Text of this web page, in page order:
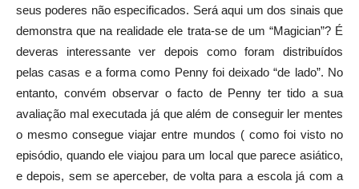
seus poderes não especificados. Será aqui um dos sinais que
demonstra que na realidade ele trata-se de um “Magician”? É
deveras interessante ver depois como foram distribuídos
pelas casas e a forma como Penny foi deixado “de lado”. No
entanto, convém observar o facto de Penny ter tido a sua
avaliação mal executada já que além de conseguir ler mentes
o mesmo consegue viajar entre mundos ( como foi visto no
episódio, quando ele viajou para um local que parece asiático,
e depois, sem se aperceber, de volta para a escola já com a